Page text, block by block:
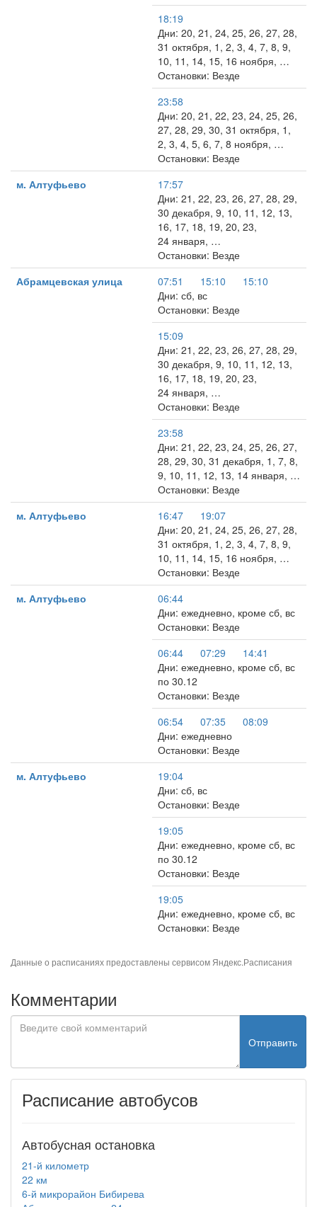
18:19
Дни: 20, 21, 24, 25, 26, 27, 28,
31 октября, 1, 2, 3, 4, 7, 8, 9,
10, 11, 14, 15, 16 ноября, …
Остановки: Везде
23:58
Дни: 20, 21, 22, 23, 24, 25, 26,
27, 28, 29, 30, 31 октября, 1,
2, 3, 4, 5, 6, 7, 8 ноября, …
Остановки: Везде
м. Алтуфьево
17:57
Дни: 21, 22, 23, 26, 27, 28, 29,
30 декабря, 9, 10, 11, 12, 13,
16, 17, 18, 19, 20, 23,
24 января, …
Остановки: Везде
Абрамцевская улица
07:51 15:10
15:10
Дни: сб, вс
Остановки: Везде
15:09
Дни: 21, 22, 23, 26, 27, 28, 29,
30 декабря, 9, 10, 11, 12, 13,
16, 17, 18, 19, 20, 23,
24 января, …
Остановки: Везде
23:58
Дни: 21, 22, 23, 24, 25, 26, 27,
28, 29, 30, 31 декабря, 1, 7, 8,
9, 10, 11, 12, 13, 14 января, …
Остановки: Везде
м. Алтуфьево
16:47
19:07
Дни: 20, 21, 24, 25, 26, 27, 28,
31 октября, 1, 2, 3, 4, 7, 8, 9,
10, 11, 14, 15, 16 ноября, …
Остановки: Везде
м. Алтуфьево
06:44
Дни: ежедневно, кроме сб, вс
Остановки: Везде
06:44
07:29
14:41
Дни: ежедневно, кроме сб, вс
по 30.12
Остановки: Везде
06:54
07:35
08:09
Дни: ежедневно
Остановки: Везде
м. Алтуфьево
19:04
Дни: сб, вс
Остановки: Везде
19:05
Дни: ежедневно, кроме сб, вс
по 30.12
Остановки: Везде
19:05
Дни: ежедневно, кроме сб, вс
Остановки: Везде
Данные о расписаниях предоставлены сервисом Яндекс.Расписания
Комментарии
Отправить
Расписание автобусов
Автобусная остановка
21-й километр
22 км
6-й микрорайон Бибирева